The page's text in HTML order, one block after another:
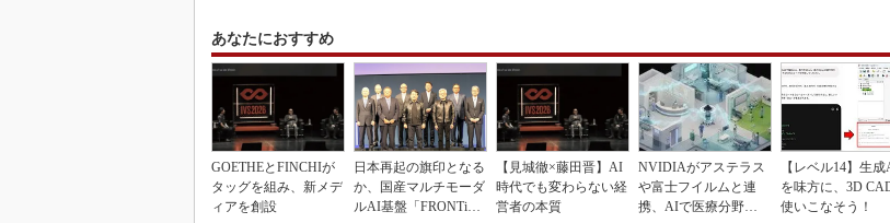
あなたにおすすめ
GOETHEとFINCHIが
タッグを組み、新メデ
ィアを創設
日本再起の旗印となる
か、国産マルチモーダ
ルAI基盤「FRONTi
【見城徹×藤田晋】AI
時代でも変わらない経
営者の本質
NVIDIAがアステラス
や富士フイルムと連
携、AIで医療分野支
【レベル14】生
を味方に、3D
使いこなそう！